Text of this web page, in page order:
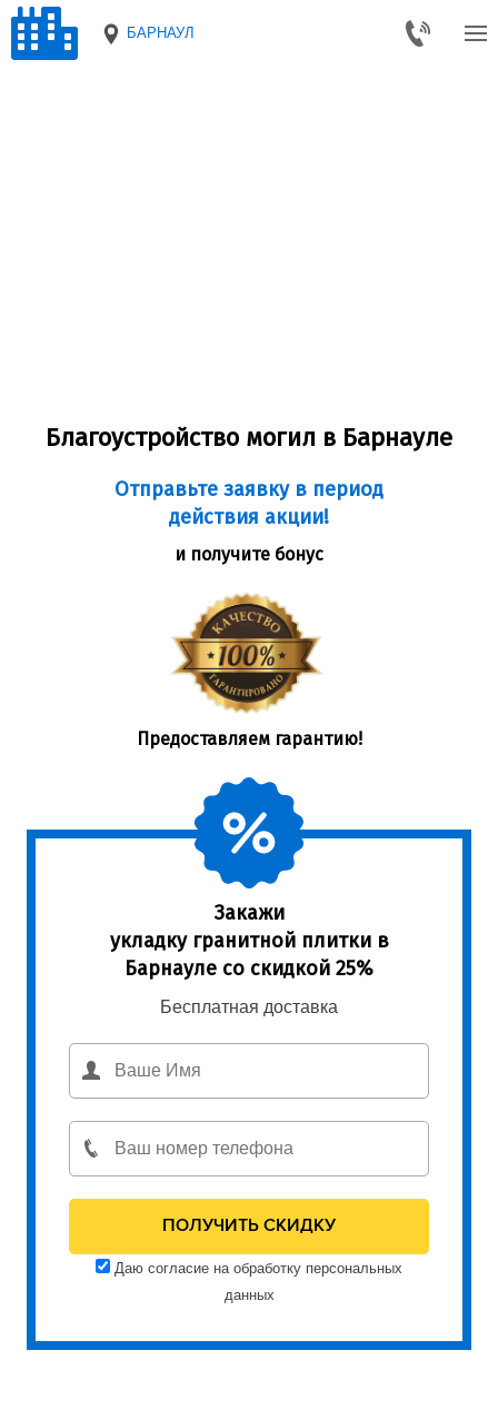
БАРНАУЛ
Благоустройство могил в Барнауле
Отправьте заявку в период
действия акции!
и получите бонус
Предоставляем гарантию!
Закажи
укладку гранитной плитки в
Барнауле со скидкой 25%
Бесплатная доставка
Даю согласие на обработку персональных
данных